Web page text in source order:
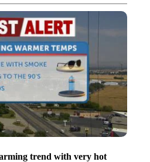
trend with very hot